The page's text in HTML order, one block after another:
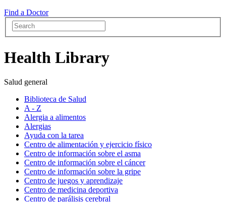
Find a Doctor
Health Library
Salud general
Biblioteca de Salud
A - Z
Alergia a alimentos
Alergias
Ayuda con la tarea
Centro de alimentación y ejercicio físico
Centro de información sobre el asma
Centro de información sobre el cáncer
Centro de información sobre la gripe
Centro de juegos y aprendizaje
Centro de medicina deportiva
Centro de parálisis cerebral